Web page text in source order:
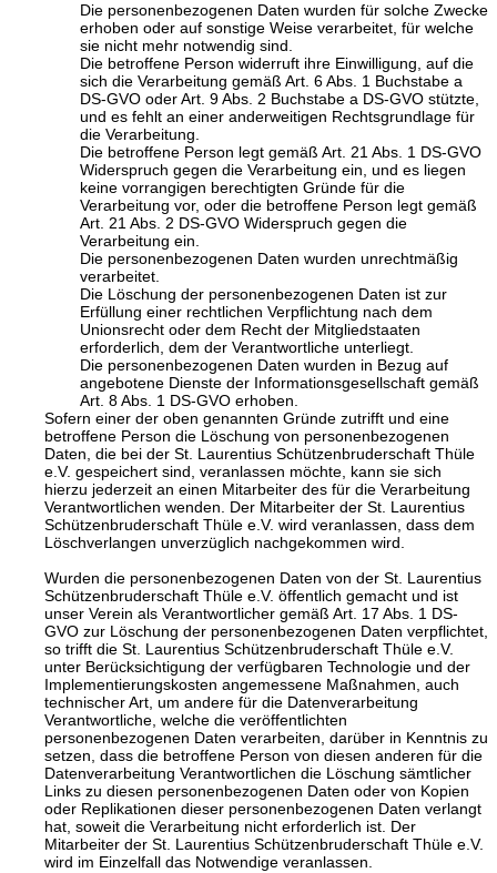
Die personenbezogenen Daten wurden für solche Zwecke
erhoben oder auf sonstige Weise verarbeitet, für welche
sie nicht mehr notwendig sind.
Die betroffene Person widerruft ihre Einwilligung, auf die
sich die Verarbeitung gemäß Art. 6 Abs. 1 Buchstabe a
DS-GVO oder Art. 9 Abs. 2 Buchstabe a DS-GVO stützte,
und es fehlt an einer anderweitigen Rechtsgrundlage für
die Verarbeitung.
Die betroffene Person legt gemäß Art. 21 Abs. 1 DS-GVO
Widerspruch gegen die Verarbeitung ein, und es liegen
keine vorrangigen berechtigten Gründe für die
Verarbeitung vor, oder die betroffene Person legt gemäß
Art. 21 Abs. 2 DS-GVO Widerspruch gegen die
Verarbeitung ein.
Die personenbezogenen Daten wurden unrechtmäßig
verarbeitet.
Die Löschung der personenbezogenen Daten ist zur
Erfüllung einer rechtlichen Verpflichtung nach dem
Unionsrecht oder dem Recht der Mitgliedstaaten
erforderlich, dem der Verantwortliche unterliegt.
Die personenbezogenen Daten wurden in Bezug auf
angebotene Dienste der Informationsgesellschaft gemäß
Art. 8 Abs. 1 DS-GVO erhoben.
Sofern einer der oben genannten Gründe zutrifft und eine
betroffene Person die Löschung von personenbezogenen
Daten, die bei der St. Laurentius Schützenbruderschaft Thüle
e.V. gespeichert sind, veranlassen möchte, kann sie sich
hierzu jederzeit an einen Mitarbeiter des für die Verarbeitung
Verantwortlichen wenden. Der Mitarbeiter der St. Laurentius
Schützenbruderschaft Thüle e.V. wird veranlassen, dass dem
Löschverlangen unverzüglich nachgekommen wird.
Wurden die personenbezogenen Daten von der St. Laurentius
Schützenbruderschaft Thüle e.V. öffentlich gemacht und ist
unser Verein als Verantwortlicher gemäß Art. 17 Abs. 1 DS-
GVO zur Löschung der personenbezogenen Daten verpflichtet,
so trifft die St. Laurentius Schützenbruderschaft Thüle e.V.
unter Berücksichtigung der verfügbaren Technologie und der
Implementierungskosten angemessene Maßnahmen, auch
technischer Art, um andere für die Datenverarbeitung
Verantwortliche, welche die veröffentlichten
personenbezogenen Daten verarbeiten, darüber in Kenntnis zu
setzen, dass die betroffene Person von diesen anderen für die
Datenverarbeitung Verantwortlichen die Löschung sämtlicher
Links zu diesen personenbezogenen Daten oder von Kopien
oder Replikationen dieser personenbezogenen Daten verlangt
hat, soweit die Verarbeitung nicht erforderlich ist. Der
Mitarbeiter der St. Laurentius Schützenbruderschaft Thüle e.V.
wird im Einzelfall das Notwendige veranlassen.